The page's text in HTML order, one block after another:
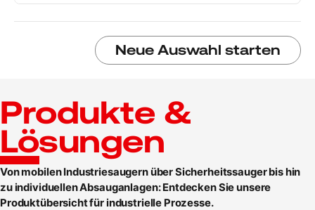
Neue Auswahl starten
Produkte &
Lösungen
Von mobilen Industriesaugern über Sicherheitssauger bis hin
zu individuellen Absauganlagen: Entdecken Sie unsere
Produktübersicht für industrielle Prozesse.